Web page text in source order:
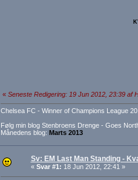
« Seneste Redigering: 19 Jun 2012, 23:39 af
Chelsea FC - Winner of Champions League
Følg min blog Stenbroens Drenge - Goes
Månedens blog: Marts 2013
Sv: EM Last Man Standing -
« Svar #1: 18 Jun 2012, 22:41 »